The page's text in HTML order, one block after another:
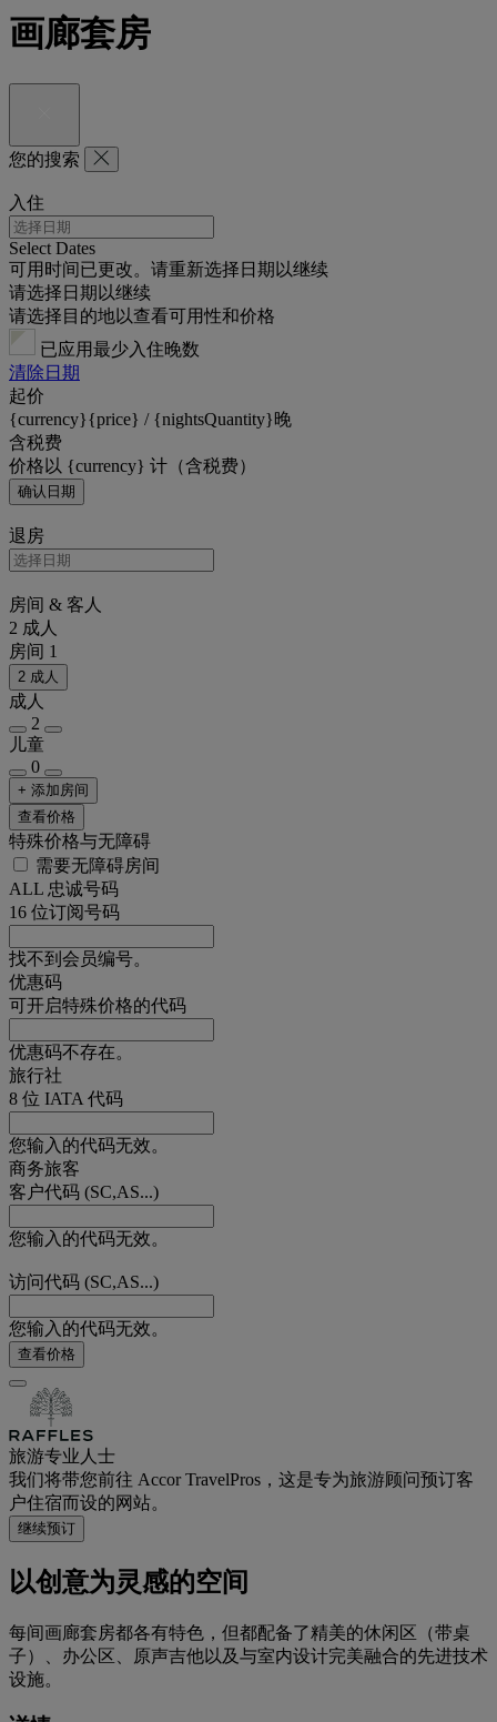
画廊套房
您的搜索
入住
Select Dates
可用时间已更改。请重新选择日期以继续
请选择日期以继续
请选择目的地以查看可用性和价格
已应用最少入住晚数
清除日期
起价
{currency}{price} / {nightsQuantity}晚
含税费
价格以 {currency} 计（含税费）
确认日期
退房
房间 & 客人
2 成人
房间 1
2 成人
成人
2
儿童
0
+ 添加房间
查看价格
特殊价格与无障碍
需要无障碍房间
ALL 忠诚号码
16 位订阅号码
找不到会员编号。
优惠码
可开启特殊价格的代码
优惠码不存在。
旅行社
8 位 IATA 代码
您输入的代码无效。
商务旅客
客户代码 (SC,AS...)
您输入的代码无效。
访问代码 (SC,AS...)
您输入的代码无效。
查看价格
旅游专业人士
我们将带您前往 Accor TravelPros，这是专为旅游顾问预订客
户住宿而设的网站。
继续预订
以创意为灵感的空间
每间画廊套房都各有特色，但都配备了精美的休闲区（带桌
子）、办公区、原声吉他以及与室内设计完美融合的先进技术
设施。